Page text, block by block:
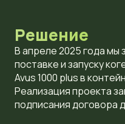
Решение
В апреле 2025 года мы
поставке и запуску
Avus 1000 plus в
Реализация проекта
подписания договора